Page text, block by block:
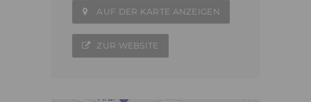
AUF DER KARTE ANZEIGEN
ZUR WEBSITE